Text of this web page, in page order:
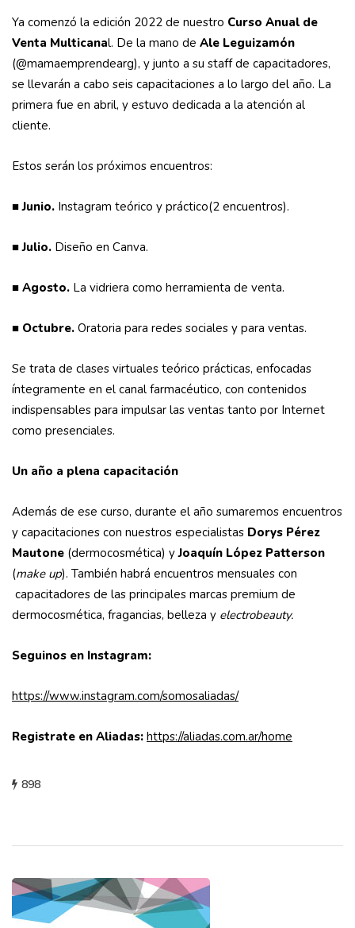
Ya comenzó la edición 2022 de nuestro Curso Anual de
Venta Multicanal. De la mano de Ale Leguizamón
(@mamaemprendearg), y junto a su staff de capacitadores,
se llevarán a cabo seis capacitaciones a lo largo del año. La
primera fue en abril, y estuvo dedicada a la atención al
cliente.
Estos serán los próximos encuentros:
■ Junio. Instagram teórico y práctico(2 encuentros).
■ Julio. Diseño en Canva.
■ Agosto. La vidriera como herramienta de venta.
■ Octubre. Oratoria para redes sociales y para ventas.
Se trata de clases virtuales teórico prácticas, enfocadas
íntegramente en el canal farmacéutico, con contenidos
indispensables para impulsar las ventas tanto por Internet
como presenciales.
Un año a plena capacitación
Además de ese curso, durante el año sumaremos encuentros
y capacitaciones con nuestros especialistas Dorys Pérez
Mautone (dermocosmética) yJoaquín López Patterson
(make up). También habrá encuentros mensuales con
capacitadores de las principales marcas premium de
dermocosmética, fragancias, belleza y electrobeauty.
Seguinos en Instagram:
https://www.instagram.com/somosaliadas/
Registrate en Aliadas: https://aliadas.com.ar/home
898